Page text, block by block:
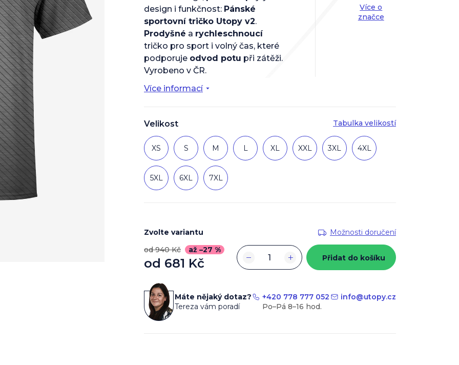
Velikost Tabulka velikostí
XS S M L XL XXL 3XL 4XL
5XL 6XL 7XL
Více informací
design i funkčnost: Pánské
sportovní tričko Utopy v2.
Prodyšné a rychleschnoucí
tričko pro sport i volný čas, které
podporuje odvod potu při zátěži.
Vyrobeno v ČR.
Více o
značce
Zvolte variantu
Možnosti doručení
od 940 Kč
až –27 %
od 681 Kč
cena:
+
− Přidat do košíku
Máte nějaký dotaz?
Tereza vám poradí
+420 778 777 052 info@utopy.cz